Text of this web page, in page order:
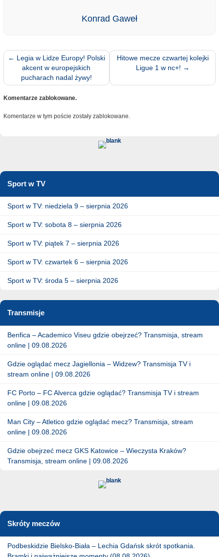
Konrad Gaweł
← Legia w Lidze Europy! Polski
akcent w europejskich
pucharach nadal żywy!
Hitowe mecze czwartej kolejki
Ligue 1 w nc+! →
Komentarze zablokowane.
Komentarze w tym poście zostały zablokowane.
Sport w TV
Sport w TV: niedziela 9 – sierpnia 2026
Sport w TV: sobota 8 – sierpnia 2026
Sport w TV: piątek 7 – sierpnia 2026
Sport w TV: czwartek 6 – sierpnia 2026
Sport w TV: środa 5 – sierpnia 2026
Transmisje
Benfica – Academico Viseu gdzie obejrzeć? Transmisja, stream
online | 09.08.2026
Gdzie oglądać mecz Jagiellonia – Widzew? Transmisja TV i
stream online | 09.08.2026
FC Porto – FC Alverca gdzie oglądać? Transmisja TV i stream
online | 09.08.2026
Man City – Atletico gdzie oglądać mecz? Transmisja, stream
online | 09.08.2026
Gdzie obejrzeć mecz GKS Katowice – Wieczysta Kraków?
Transmisja, stream online | 09.08.2026
Skróty meczów
Podbeskidzie Bielsko-Biała – Lechia Gdańsk skrót spotkania.